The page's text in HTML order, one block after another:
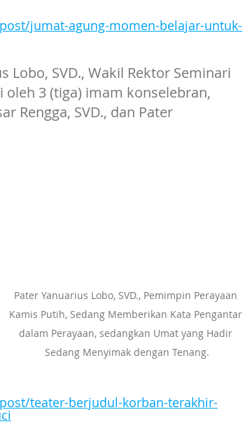
jumat-agung-momen-belajar-untuk-
Lobo, SVD., Wakil Rektor Seminari
3 (tiga) imam konselebran,
Rengga, SVD., dan Pater
Pater Yanuarius Lobo, SVD., Pemimpin Perayaan
Kamis Putih, Sedang Memberikan Kata Pengantar
dalam Perayaan, sedangkan Umat yang Hadir
Sedang Menyimak dengan Tenang.
teater-berjudul-korban-terakhir-